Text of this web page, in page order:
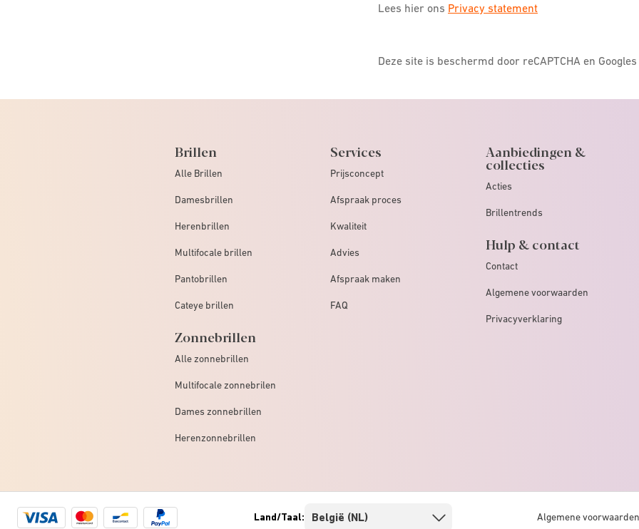
Lees hier ons Privacy statement
Deze site is beschermd door reCAPTCHA en Googles
Brillen
Alle Brillen
Damesbrillen
Herenbrillen
Multifocale brillen
Pantobrillen
Cateye brillen
Zonnebrillen
Alle zonnebrillen
Multifocale zonnebrilen
Dames zonnebrillen
Herenzonnebrillen
Services
Prijsconcept
Afspraak proces
Kwaliteit
Advies
Afspraak maken
FAQ
Aanbiedingen &
collecties
Acties
Brillentrends
Hulp & contact
Contact
Algemene voorwaarden
Privacyverklaring
Visa
MastercardBancontactPaypal Land/Taal: Algemene voorwaarden